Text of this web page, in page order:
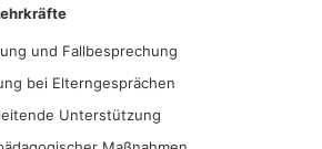
und Fallbesprechung
bei Elterngesprächen
Unterstützung